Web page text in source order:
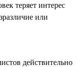
теряет интерес
или
действительно